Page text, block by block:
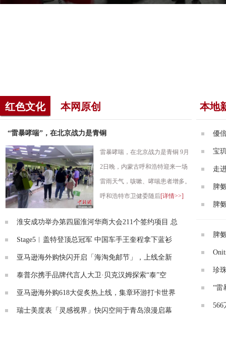
红色文化 本网原创
“雷暴哮喘”，在北京战力是青铜
雷暴哮喘，在北京战力是青铜 9月
2日晚，内蒙古呼和浩特迎来一场
雷雨天气，咳嗽、哮喘患者增多。
呼和浩特市卫健委随后[详情>>]
淮安成功举办第四届淮河华商大会211个签约项目 总
Stage5︱盖特登顶总冠军 中国车手王奎程拿下蓝衫
亚马逊海外购快闪开启「海淘免邮节」，上线全新
泰普尔携手品牌代言人大卫·贝克汉姆探索“泰”空
亚马逊海外购618大促炙热上线，集章环游打卡世界
瑞士美度表「灵感视界」快闪空间于青岛浪漫启幕
本地
優
宝
走
脾
脾
脾
珍
“雷
566